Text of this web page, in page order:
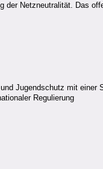
Netzneutralität. Das
Jugendschutz mit
Regulierung